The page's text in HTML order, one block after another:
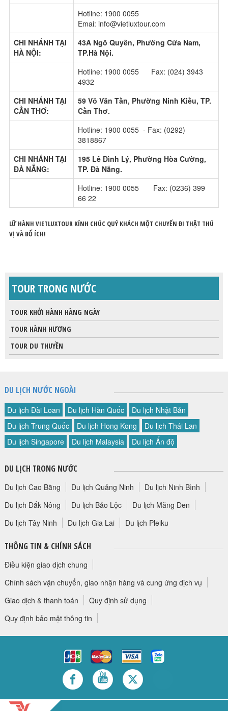
Hotline: 1900 0055
Emai: info@vietluxtour.com
CHI NHÁNH TẠI
HÀ NỘI:
43A Ngô Quyền, Phường Cửa Nam,
TP.Hà Nội.
Hotline: 1900 0055 Fax: (024) 3943
4932
CHI NHÁNH TẠI
CẦN THƠ:
59 Võ Văn Tần, Phường Ninh Kiều, TP.
Cần Thơ.
Hotline: 1900 0055 - Fax: (0292)
3818867
CHI NHÁNH TẠI
ĐÀ NẴNG:
195 Lê Đình Lý, Phường Hòa Cường,
TP. Đà Nẵng.
Hotline: 1900 0055 Fax: (0236) 399
66 22
LỮ HÀNH VIETLUXTOUR KÍNH CHÚC QUÝ KHÁCH MỘT CHUYẾN ĐI THẬT THÚ
VỊ VÀ BỔ ÍCH!
TOUR TRONG NƯỚC
TOUR KHỞI HÀNH HÀNG NGÀY
TOUR HÀNH HƯƠNG
TOUR DU THUYỀN
DU LỊCH NƯỚC NGOÀI
Du lịch Đài Loan Du lịch Hàn Quốc
Du lịch Nhật Bản
Du lịch Trung Quốc
Du lịch Hong Kong
Du lịch Thái Lan
Du lịch Singapore
Du lịch Malaysia Du lịch Ấn độ
DU LỊCH TRONG NƯỚC
Du lịch Cao Bằng Du lịch Quảng Ninh
Du lịch Ninh Bình
Du lịch Đắk Nông
Du lịch Bảo Lộc
Du lịch Măng Đen
Du lịch Tây Ninh
Du lịch Gia Lai Du lịch Pleiku
THÔNG TIN & CHÍNH SÁCH
Điều kiện giao dịch chung
Chính sách vận chuyển, giao nhận hàng và cung ứng dịch vụ
Giao dịch & thanh toán
Quy định sử dụng
Quy định bảo mật thông tin